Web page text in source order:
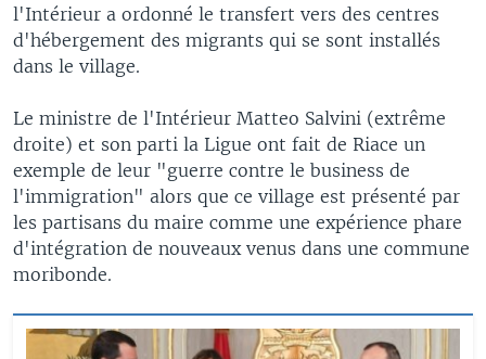
l'Intérieur a ordonné le transfert vers des centres
d'hébergement des migrants qui se sont installés
dans le village.
Le ministre de l'Intérieur Matteo Salvini (extrême
droite) et son parti la Ligue ont fait de Riace un
exemple de leur "guerre contre le business de
l'immigration" alors que ce village est présenté par
les partisans du maire comme une expérience phare
d'intégration de nouveaux venus dans une commune
moribonde.